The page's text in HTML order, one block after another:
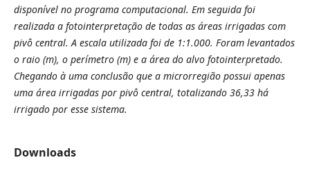
disponível no programa computacional. Em seguida foi
realizada a fotointerpretação de todas as áreas irrigadas com
pivô central. A escala utilizada foi de 1:1.000. Foram levantados
o raio (m), o perímetro (m) e a área do alvo fotointerpretado.
Chegando à uma conclusão que a microrregião possui apenas
uma área irrigadas por pivô central, totalizando 36,33 há
irrigado por esse sistema.
Downloads